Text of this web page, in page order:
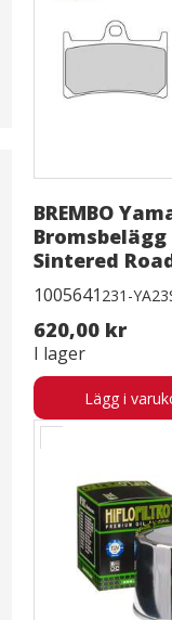
BREMBO
Bromsbelägg
Sintered
1005641 231-
620,00 kr
I lager
Lägg i